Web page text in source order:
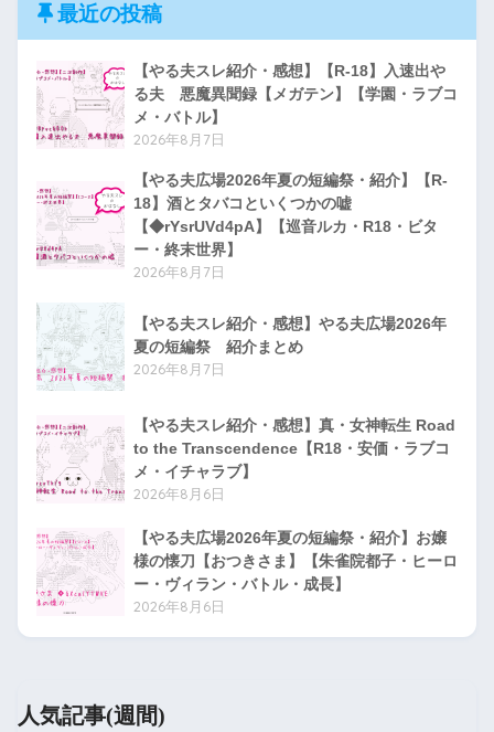
最近の投稿
【やる夫スレ紹介・感想】【R-18】入速出や
る夫 悪魔異聞録【メガテン】【学園・ラブコ
メ・バトル】
2026年8月7日
【やる夫広場2026年夏の短編祭・紹介】【R-
18】酒とタバコといくつかの嘘
【◆rYsrUVd4pA】【巡音ルカ・R18・ビタ
ー・終末世界】
2026年8月7日
【やる夫スレ紹介・感想】やる夫広場2026年
夏の短編祭 紹介まとめ
2026年8月7日
【やる夫スレ紹介・感想】真・女神転生 Road
to the Transcendence【R18・安価・ラブコ
メ・イチャラブ】
2026年8月6日
【やる夫広場2026年夏の短編祭・紹介】お嬢
様の懐刀【おつきさま】【朱雀院都子・ヒーロ
ー・ヴィラン・バトル・成長】
2026年8月6日
人気記事(週間)